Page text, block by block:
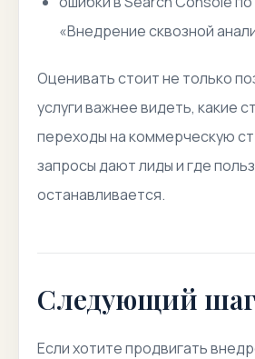
«Внедрение сквозной
Оценивать стоит не только
услуги важнее видеть, какие
переходы на коммерческую
запросы дают лиды и где
останавливается.
Следующий шаг
Если хотите продвигать